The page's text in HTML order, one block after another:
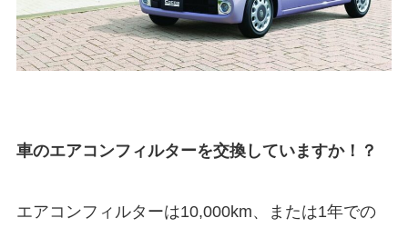
車のエアコンフィルターを交換していますか！？
エアコンフィルターは10,000km、または1年での